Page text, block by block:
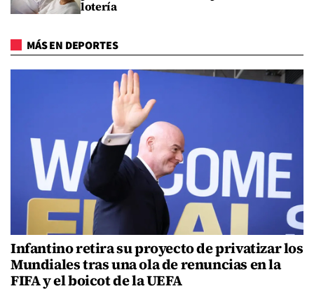
lotería
MÁS EN DEPORTES
Infantino retira su proyecto de privatizar los
Mundiales tras una ola de renuncias en la
FIFA y el boicot de la UEFA